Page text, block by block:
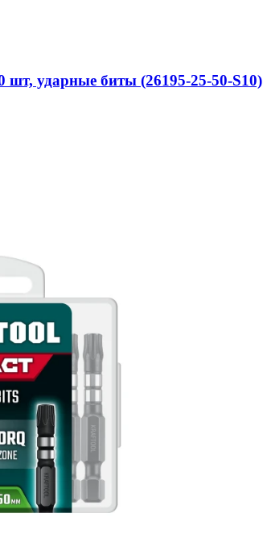
ударные биты (26195-25-50-S10)